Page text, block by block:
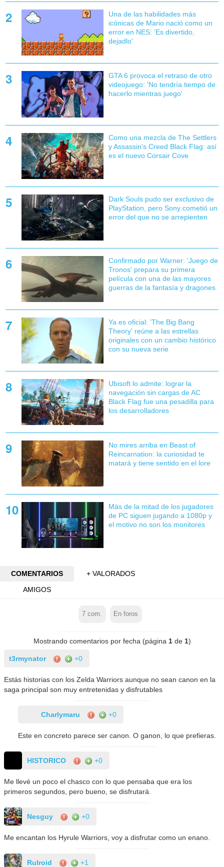
Una de las habilidades más
icónicas de Mario nació como un
error en NES: 'Es divertido,
dejadlo'
GTA 6 provoca el retraso de otro
videojuego: 'No tendría tiempo de
hacerlo mientras juego'
Como una mezcla de The Settlers
y Assassin's Creed Black Flag: así
es el nuevo Corsair Cove
Dark Souls pudo ser exclusivo de
PlayStation, pero Sony cometió un
error del que no se arrepienten
Confirmado por Warner: 'Juego de
Tronos' prepara su primera
película con una de las mayores
guerras de la fantasía y dragones
Ya es oficial: 'The Big Bang
Theory' reúne a las estrellas
originales con un cambio histórico
con su nueva serie
Ubisoft lo admite: lograr la
navegación sin cargas de AC
Black Flag fue una pesadilla para
los desarrolladores
No mires arriba en Beast of
Reincarnation: la curiosidad te
matará y tiene sentido en el lore
Más de la mitad de los jugadores
de PC siguen jugando a 1080p y
el motivo no son los monitores
COMENTARIOS
+ VALORADOS
AMIGOS
7 com. En foros
Mostrando comentarios por fecha (página 1de 1)
t3rmynator +0
Estás historias con los Zelda Warriors aunque no sean canon en la
saga principal son muy entretenidas y disfrutables
Charlymaru +0
Este en concreto parece ser canon. O ganon, lo que prefieras.
HISTORICO +0
Me llevé un poco el chasco con lo que pensaba que era los
primeros segundos, pero bueno, se disfrutará.
Nesguy +0
Me encantan los Hyrule Warriors, voy a disfrutar como un enano.
Rulroid +1